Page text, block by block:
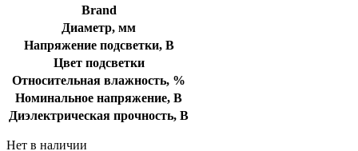
Brand
Диаметр, мм
Напряжение подсветки, В
Цвет подсветки
Относительная влажность, %
Номинальное напряжение, В
Диэлектрическая прочность, В
Нет в наличии